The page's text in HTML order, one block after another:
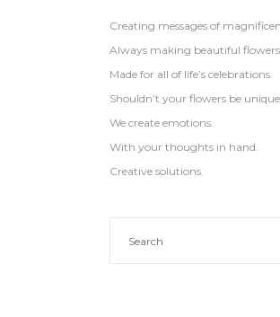
Creating messages of
Always making beautiful
Made for all of life’s celebrations.
Shouldn’t your flowers be
We create emotions.
With your thoughts in hand.
Creative solutions.
for: